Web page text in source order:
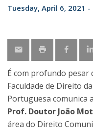
Tuesday, April 6, 2021 -
É com profundo pesar
Faculdade de Direito
Portuguesa comunica
Prof. Doutor João
área do Direito